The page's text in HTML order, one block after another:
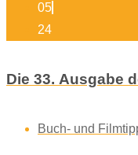
05
24
Die 33. Ausgabe
Buch- und